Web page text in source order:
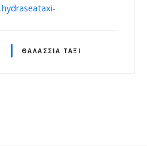
ΘΑΛΆΣΣΙΑ ΤΑΞΊ